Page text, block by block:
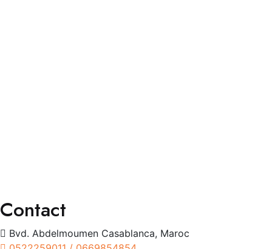
Contact
Bvd. Abdelmoumen Casablanca, Maroc